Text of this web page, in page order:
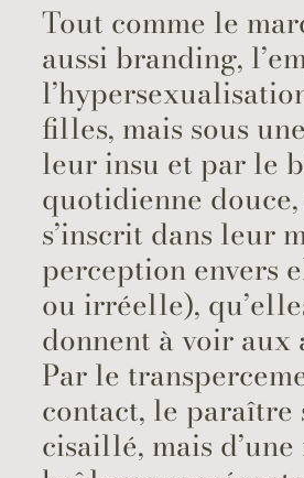
Tout comme le
aussi branding,
filles, mais sous
leur insu et par le
quotidienne
s’inscrit dans leur
perception envers
ou irréelle),
donnent à voir aux
Par le
contact, le paraître
cisaillé, mais